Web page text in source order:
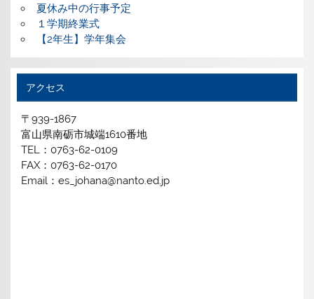
夏休み中の行事予定
１学期終業式
【2年生】学年集会
アクセス
〒939-1867
富山県南砺市城端1610番地
TEL：0763-62-0109
FAX：0763-62-0170
Email：es_johana@nanto.ed.jp